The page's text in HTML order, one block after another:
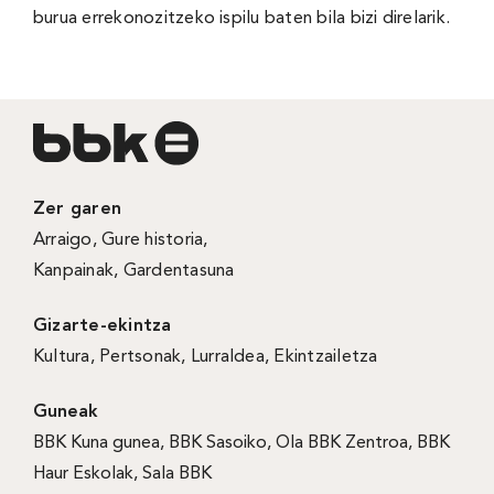
burua errekonozitzeko ispilu baten bila bizi direlarik.
Zer garen
Arraigo,Gure historia,
Kanpainak, Gardentasuna
Gizarte-ekintza
Kultura, Pertsonak, Lurraldea, Ekintzailetza
Guneak
BBK Kuna gunea, BBK Sasoiko, Ola BBK Zentroa, BBK
Haur Eskolak, Sala BBK